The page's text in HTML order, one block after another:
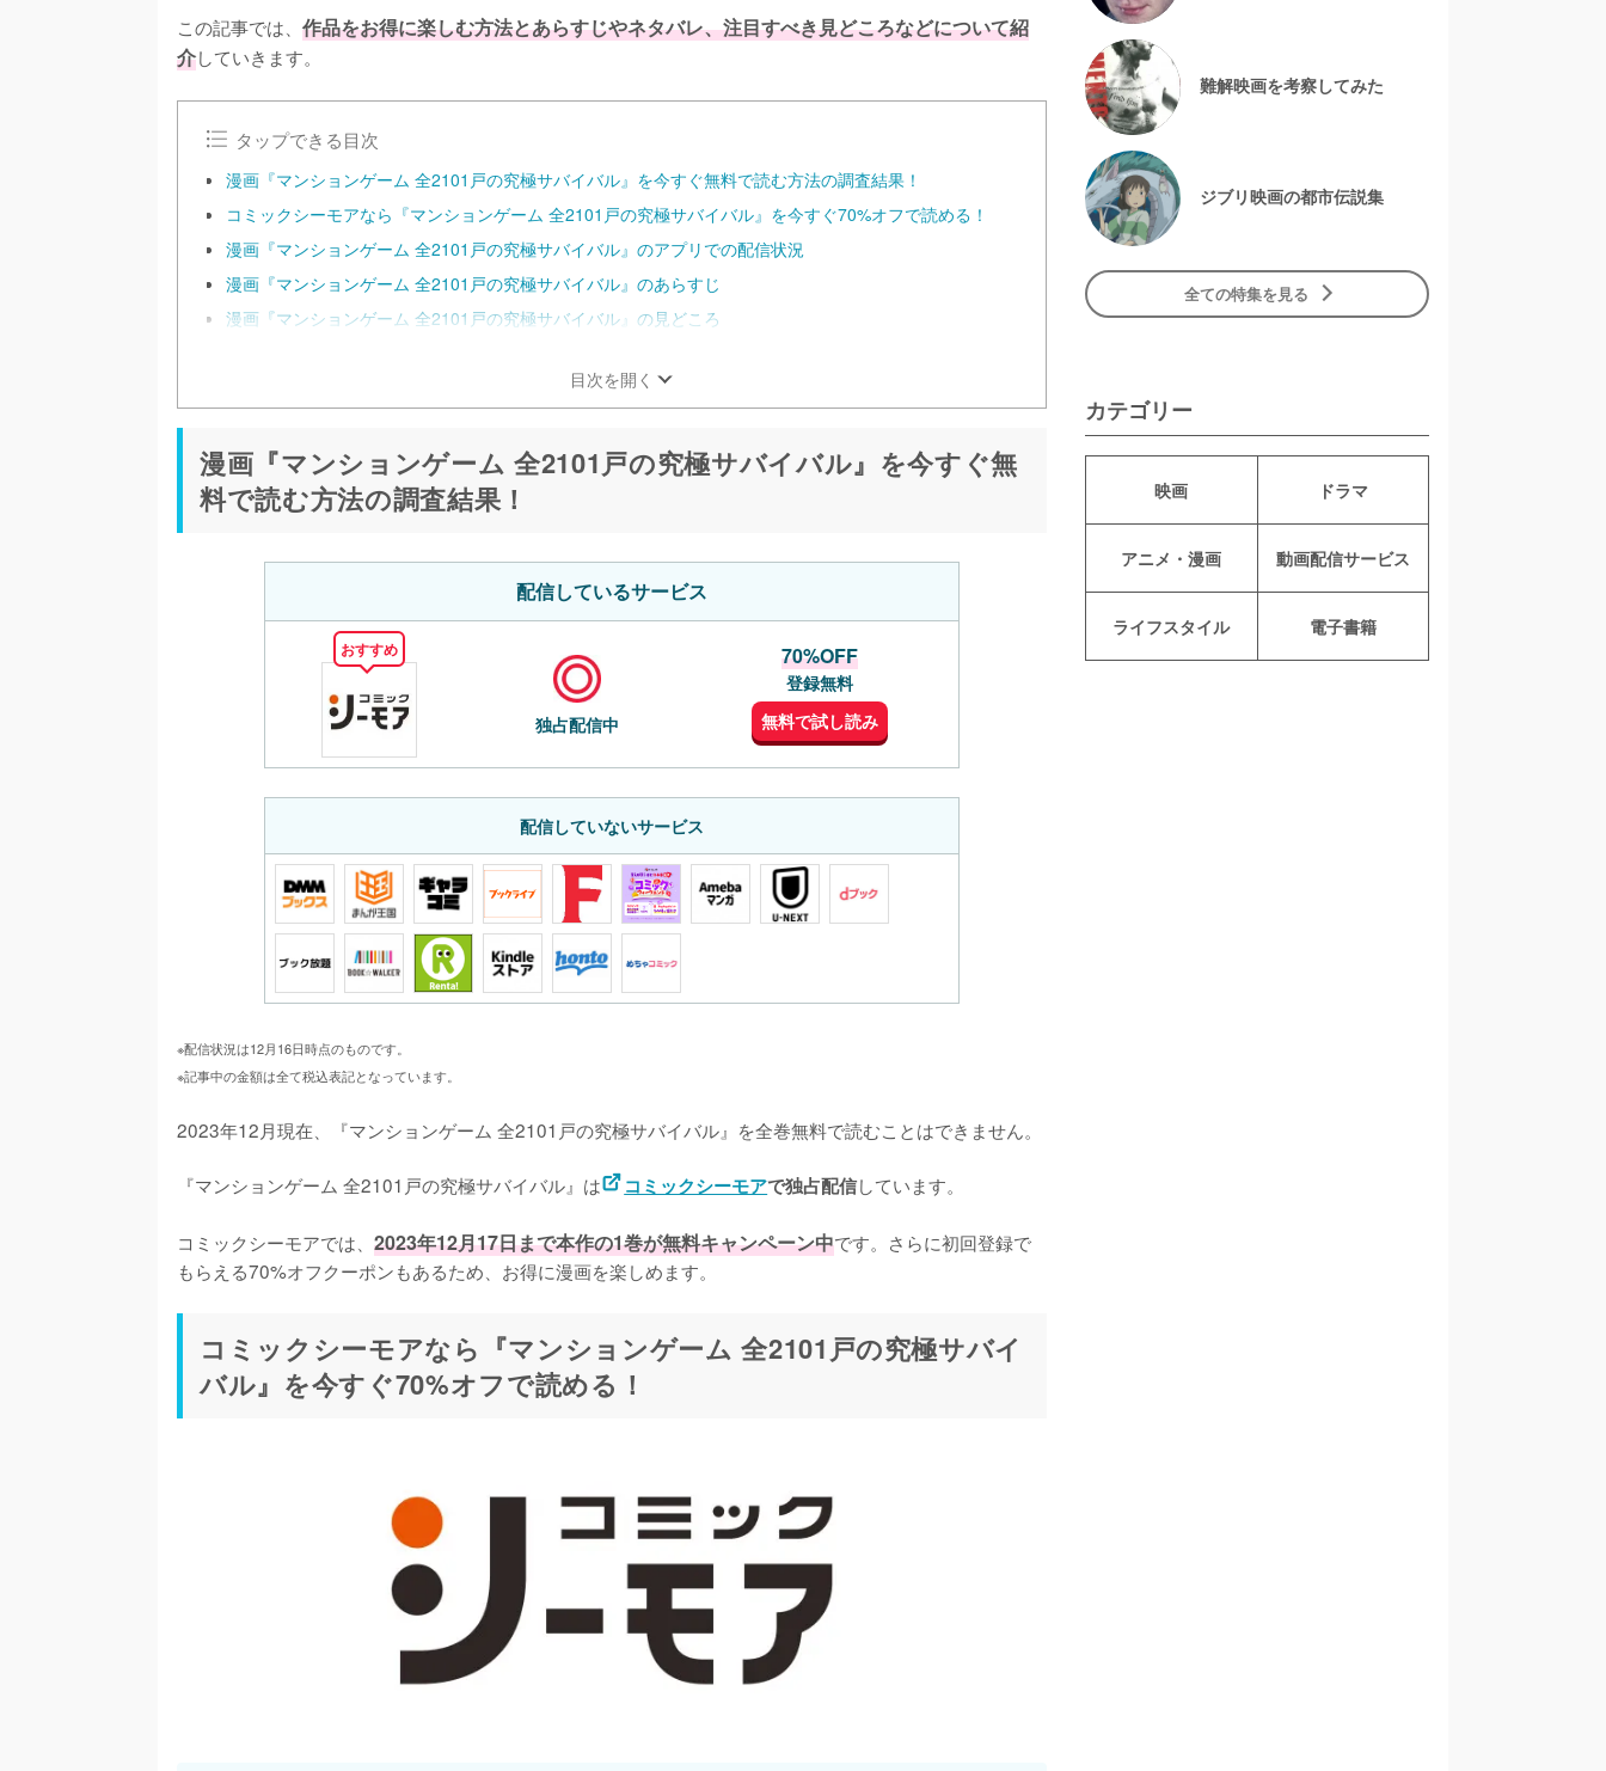
この記事では、 作品をお得に楽しむ方法とあらすじやネタバレ、注目すべき見どころなどについて紹
介していきます。
タップできる目次
漫画『マンションゲーム 全2101戸の究極サバイバル』を今すぐ無料で読む方法の調査結果！
コミックシーモアなら『マンションゲーム 全2101戸の究極サバイバル』を今すぐ70%オフで読める！
漫画『マンションゲーム 全2101戸の究極サバイバル』のアプリでの配信状況
漫画『マンションゲーム 全2101戸の究極サバイバル』のあらすじ
漫画『マンションゲーム 全2101戸の究極サバイバル』の見どころ
目次を開く
漫画『マンションゲーム 全2101戸の究極サバイバル』を今すぐ無
料で読む方法の調査結果！
配信しているサービス
おすすめ
独占配信中
70%OFF
登録無料
無料で試し読み
配信していないサービス
※配信状況は12月16日時点のものです。
※記事中の金額は全て税込表記となっています。
2023年12月現在、『マンションゲーム 全2101戸の究極サバイバル』を全巻無料で読むことはできません。
『マンションゲーム 全2101戸の究極サバイバル』は コミックシーモアで独占配信しています。
コミックシーモアでは、 2023年12月17日まで本作の1巻が無料キャンペーン中です。さらに初回登録で
もらえる70%オフクーポンもあるため、お得に漫画を楽しめます。
コミックシーモアなら『マンションゲーム 全2101戸の究極サバイ
バル』を今すぐ70%オフで読める！
難解映画を考察してみた
ジブリ映画の都市伝説集
全ての特集を見る
カテゴリー
映画 ドラマ
アニメ・漫画 動画配信サービス
ライフスタイル 電子書籍